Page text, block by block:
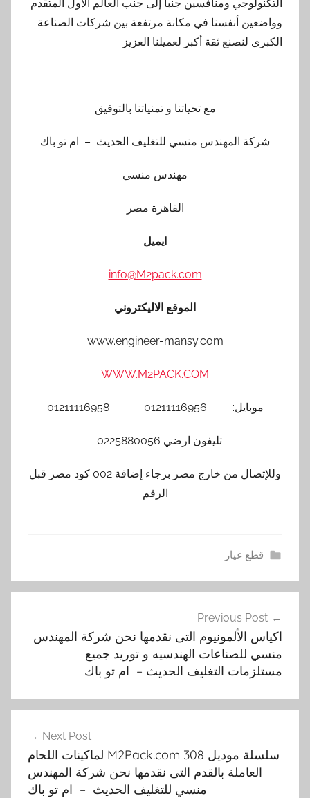
التكنولوجي ومنافسين جنباً إلى جنب العالم الأول المتقدم
وواضعين أنفسنا في مكانة مرتفعة بين شركات الصناعة
الكبرى لنصنع ثقة أكبر لعميلنا العزيز
مع تحياتنا و تمنياتنا بالتوفيق
شركة المهندس منسي للتغليف الحديث – ام تو باك
مهندس منسي
القاهرة مصر
ايميل
info@M2pack.com
الموقع الاليكتروني
www.engineer-mansy.com
WWW.M2PACK.COM
موبايل: – 01211116956 – – 01211116958
تليفون ارضي 0225880056
وللإتصال من خارج مصر برجاء إضافة 002 كود مصر قبل
الرقم
قطع غيار
ا
ع
ب
ة
المقالات
Previous Post
اكياس الألمونيوم التى نقدمها نحن شركة المهندس
منسي للصناعات الهندسيه و توريد جميع
مستلزمات التغليف الحديث – ام تو باك
Next Post
سلسلة موديل 308 M2Pack.com لماكينات اللحام
العاملة بالقدم التى نقدمها نحن شركة المهندس
منسي للتغليف الحديث – ام تو باك